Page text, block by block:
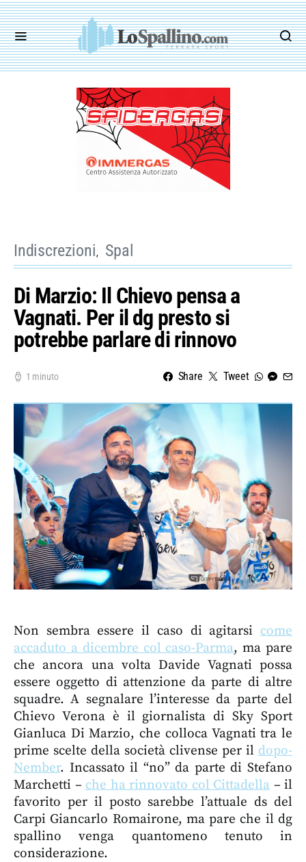
Indiscrezioni Spal
Di Marzio: Il Chievo pensa a
Vagnati. Per il dg presto si
potrebbe parlare di rinnovo
1 minuto Share Tweet
Non sembra essere il caso di agitarsi come
accaduto a dicembre col caso-Parma, ma pare
che ancora una volta Davide Vagnati possa
essere oggetto di attenzione da parte di altre
squadre. A segnalare l’interesse da parte del
Chievo Verona è il giornalista di Sky Sport
Gianluca Di Marzio, che colloca Vagnati tra le
prime scelte della società clivense per il dopo-
Nember. Incassato il “no” da parte di Stefano
Marchetti – che ha rinnovato col Cittadella – il
favorito per il posto sarebbe l’attuale ds del
Carpi Giancarlo Romairone, ma pare che il dg
spallino venga quantomeno tenuto in
considerazione.